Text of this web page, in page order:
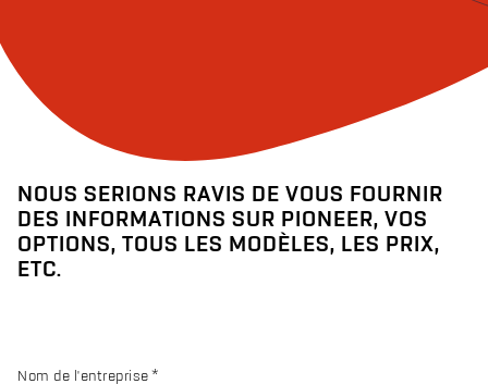
NOUS SERIONS RAVIS DE VOUS FOURNIR
DES INFORMATIONS SUR PIONEER, VOS
OPTIONS, TOUS LES MODÈLES, LES PRIX,
ETC.
Nom de l'entreprise